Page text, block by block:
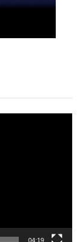
04:19